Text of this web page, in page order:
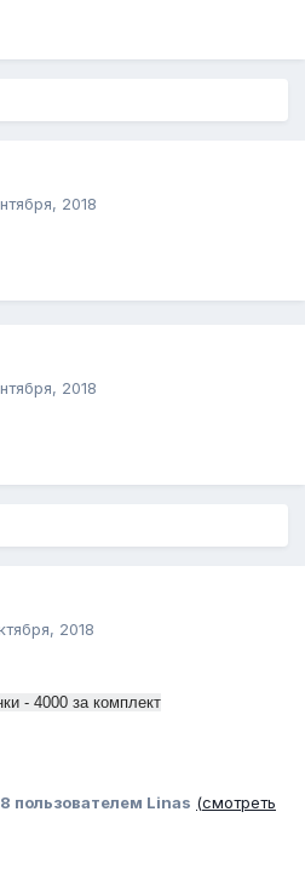
2018
2018
2018
- 4000 за комплект
пользователем Linas (смотреть